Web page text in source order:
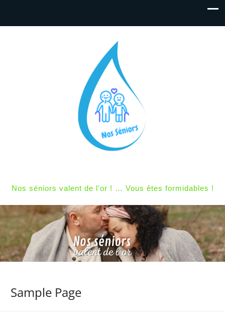
Nos séniors valent de l'or ! … Vous êtes formidables !
Sample Page